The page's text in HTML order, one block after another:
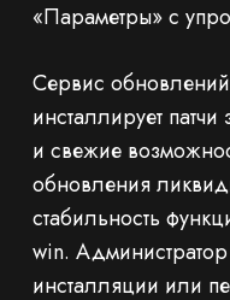
«Параметры» с
Сервис обновлений
инсталлирует
и свежие
обновления
стабильность
win.
инсталляции или